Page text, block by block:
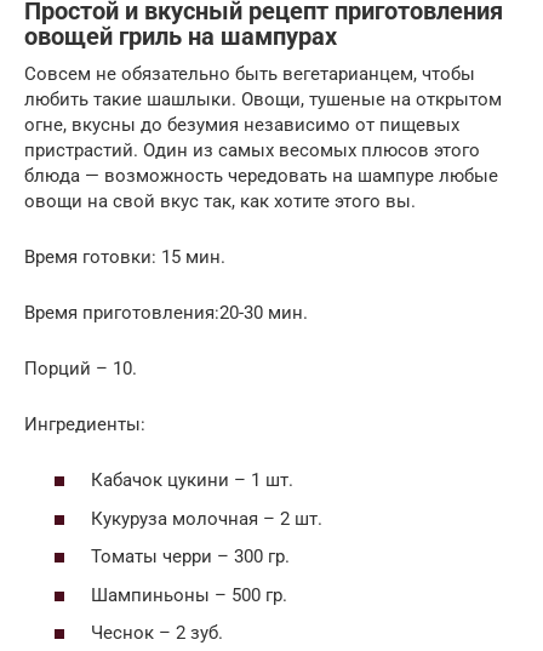
Простой и вкусный рецепт приготовления
овощей гриль на шампурах
Совсем не обязательно быть вегетарианцем, чтобы
любить такие шашлыки. Овощи, тушеные на открытом
огне, вкусны до безумия независимо от пищевых
пристрастий. Один из самых весомых плюсов этого
блюда — возможность чередовать на шампуре любые
овощи на свой вкус так, как хотите этого вы.
Время готовки: 15 мин.
Время приготовления:20-30 мин.
Порций – 10.
Ингредиенты:
Кабачок цукини – 1 шт.
Кукуруза молочная – 2 шт.
Томаты черри – 300 гр.
Шампиньоны – 500 гр.
Чеснок – 2 зуб.